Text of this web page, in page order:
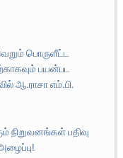
பொருளீட்ட
பயன்பட
ஆ.ராசா எம்.பி.
நிறுவனங்கள் பதிவு